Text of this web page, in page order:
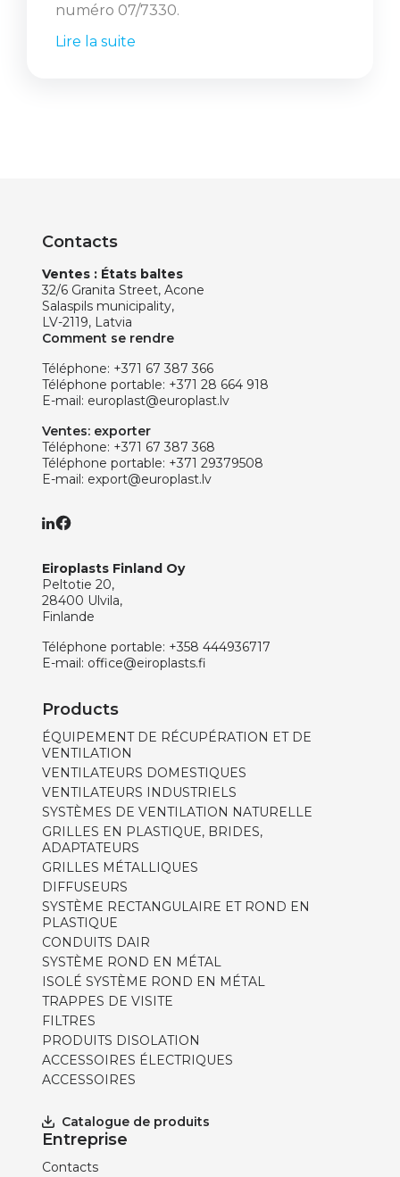
numéro 07/7330.
Lire la suite
Contacts
Ventes : États baltes
32/6 Granita Street, Acone
Salaspils municipality,
LV-2119, Latvia
Comment se rendre
Téléphone: +371 67 387 366
Téléphone portable: +371 28 664 918
E-mail: europlast@europlast.lv
Ventes: exporter
Téléphone: +371 67 387 368
Téléphone portable: +371 29379508
E-mail: export@europlast.lv
Eiroplasts Finland Oy
Peltotie 20,
28400 Ulvila,
Finlande
Téléphone portable: +358 444936717
E-mail: office@eiroplasts.fi
Products
ÉQUIPEMENT DE RÉCUPÉRATION ET DE
VENTILATION
VENTILATEURS DOMESTIQUES
VENTILATEURS INDUSTRIELS
SYSTÈMES DE VENTILATION NATURELLE
GRILLES EN PLASTIQUE, BRIDES,
ADAPTATEURS
GRILLES MÉTALLIQUES
DIFFUSEURS
SYSTÈME RECTANGULAIRE ET ROND EN
PLASTIQUE
CONDUITS DAIR
SYSTÈME ROND EN MÉTAL
ISOLÉ SYSTÈME ROND EN MÉTAL
TRAPPES DE VISITE
FILTRES
PRODUITS DISOLATION
ACCESSOIRES ÉLECTRIQUES
ACCESSOIRES
Catalogue de produits
Entreprise
Contacts